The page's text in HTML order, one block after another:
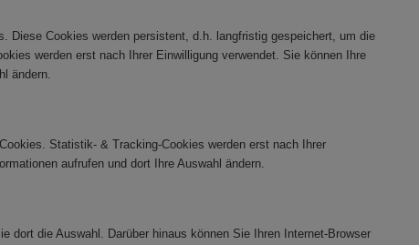
Diese Cookies werden persistent, d.h. langfristig gespeichert, um die
werden erst nach Ihrer Einwilligung verwendet. Sie können Ihre
ändern.
Statistik- & Tracking-Cookies werden erst nach Ihrer
aufrufen und dort Ihre Auswahl ändern.
dort die Auswahl. Darüber hinaus können Sie Ihren Internet-Browser